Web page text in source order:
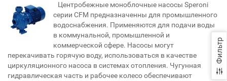
Фильтр
Центробежные моноблочные насосы Speroni
серии CFM предназначенны для промышленного
водоснабжения. Применяются для подачи воды
в коммунальной, промышленной и
коммерческой сфере. Насосы могут
перекачивать горячую воду, использоваться в качестве
циркуляционного насоса в системах отопления. Чугунная
гидравлическая часть и рабочее колесо обеспечивают